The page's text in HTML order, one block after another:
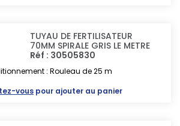
TUYAU DE FERTILISATEUR
70MM SPIRALE GRIS LE METRE
Réf : 30505830
: Rouleau de 25 m
vous pour ajouter au panier